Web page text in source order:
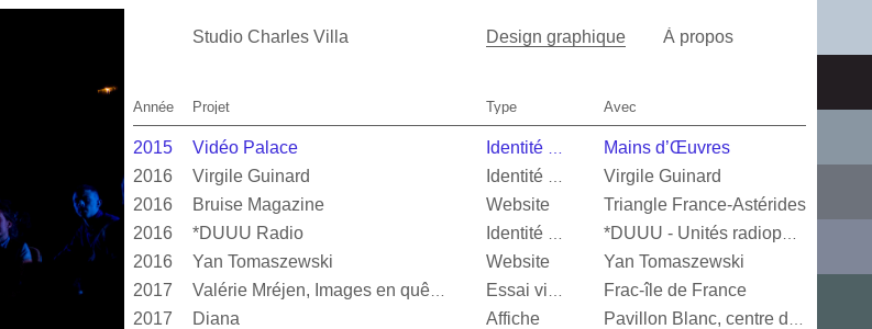
Studio Charles Villa Design graphique À propos
Année Projet Type Avec
2015 Vidéo Palace
Mains d’Œuvres
2016
Virgile Guinard
Virgile Guinard
2016
Bruise Magazine Website
Triangle France-Astérides
2016
*DUUU Radio Identité visuelle *DUUU - Unités radiophoniques mobiles
2016 Yan Tomaszewski Website
Yan Tomaszewski
2017
Valérie Mréjen, Images en quête d'histoires Essai visuel
Frac-île de France
2017
Diana Affiche Pavillon Blanc, centre d’art contemporain de la Ville de Colomiers